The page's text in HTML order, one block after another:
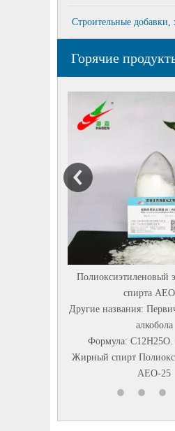
Строительные
Горячие
Полиоксиэтиленовый эфир жирного
Другие названия: Первичный этоксилат
Формула: C12H25O. (C2H4O) n
Жирный спирт Полиоксиэтилен-эфир-